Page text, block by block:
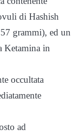
di Hashish
grammi), ed un
Ketamina in
occultata
ad